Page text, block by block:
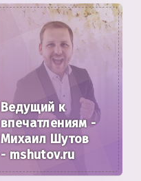
Ведущий к
впечатлениям -
Михаил Шутов
- mshutov.ru